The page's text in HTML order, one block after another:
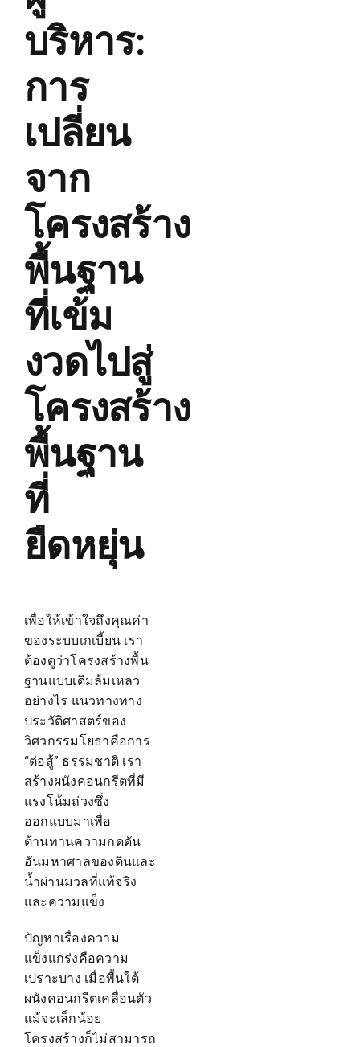
บริหาร:
การ
เปลี่ยน
จาก
โครงสร้าง
พื้นฐาน
ที่เข้ม
งวดไปสู่
โครงสร้าง
พื้นฐาน
ที่
ยืดหยุ่น
เพื่อให้เข้าใจถึงคุณค่า
ของระบบเกเบี้ยน เรา
ต้องดูว่าโครงสร้างพื้น
ฐานแบบเดิมล้มเหลว
อย่างไร แนวทางทาง
ประวัติศาสตร์ของ
วิศวกรรมโยธาคือการ
“ต่อสู้” ธรรมชาติ เรา
สร้างผนังคอนกรีตที่มี
แรงโน้มถ่วงซึ่ง
ออกแบบมาเพื่อ
ต้านทานความกดดัน
อันมหาศาลของดินและ
น้ำผ่านมวลที่แท้จริง
และความแข็ง
ปัญหาเรื่องความ
แข็งแกร่งคือความ
เปราะบาง เมื่อพื้นใต้
ผนังคอนกรีตเคลื่อนตัว
แม้จะเล็กน้อย
โครงสร้างก็ไม่สามารถ